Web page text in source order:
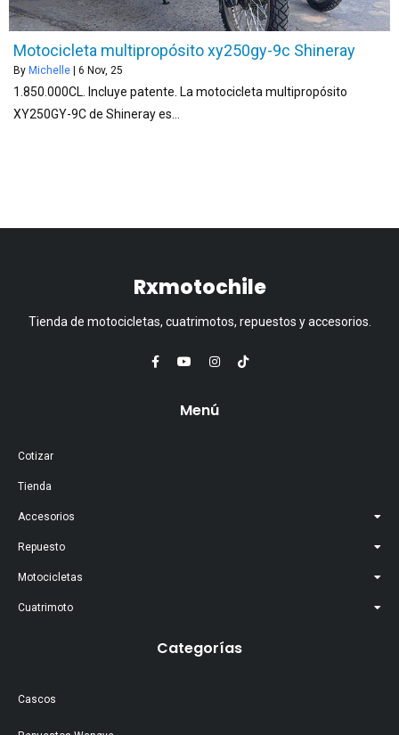
Motocicleta multipropósito xy250gy-9c Shineray
By Michelle | 6 Nov, 25
1.850.000CL. Incluye patente. La motocicleta multipropósito
XY250GY-9C de Shineray es…
Rxmotochile
Tienda de motocicletas, cuatrimotos, repuestos y accesorios.
Menú
Cotizar
Tienda
Accesorios
Repuesto
Motocicletas
Cuatrimoto
Categorías
Cascos